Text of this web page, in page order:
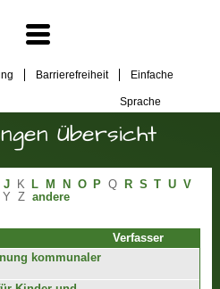
Barrierefreiheit Einfache
Sprache
Übersicht
J K L M N O P Q R S T U V
Y Z andere
Verfasser
kommunaler